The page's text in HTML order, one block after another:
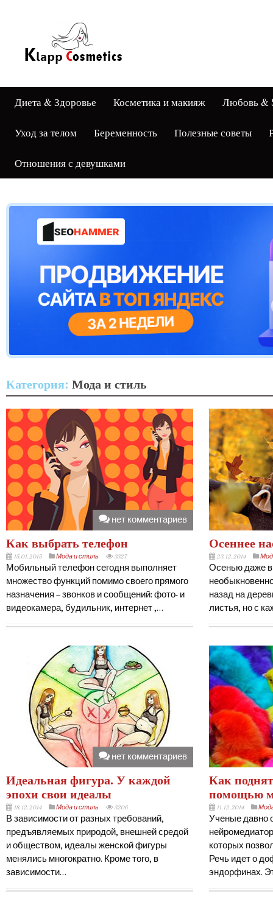
Диета & Здоровье Косметика и макияж Любовь &
Уход за телом Беременность Полезные советы
Отношения с девушками
Категория: Мода и стиль
нет комментариев
Как выбрать телефон
15.01.2015 Мода и стиль 3327
Мобильный телефон сегодня выполняет
множество функций помимо своего прямого
назначения – звонков и сообщений: фото- и
видеокамера, будильник, интернет ,…
Осеннее
23.12.2014
Осенью даже
назад на
листья, но с
нет комментариев
Идеальная фигура. У каждой
эпохи свои идеалы
18.12.2014 Мода и стиль 3206
В зависимости от разных требований,
предъявляемых природой, внешней средой
и обществом, идеалы женской фигуры
менялись многократно. Кроме того, в
зависимости…
Как
помощью
11.12.2014
Ученые давно
которых
Речь идет о
эндорфинах.